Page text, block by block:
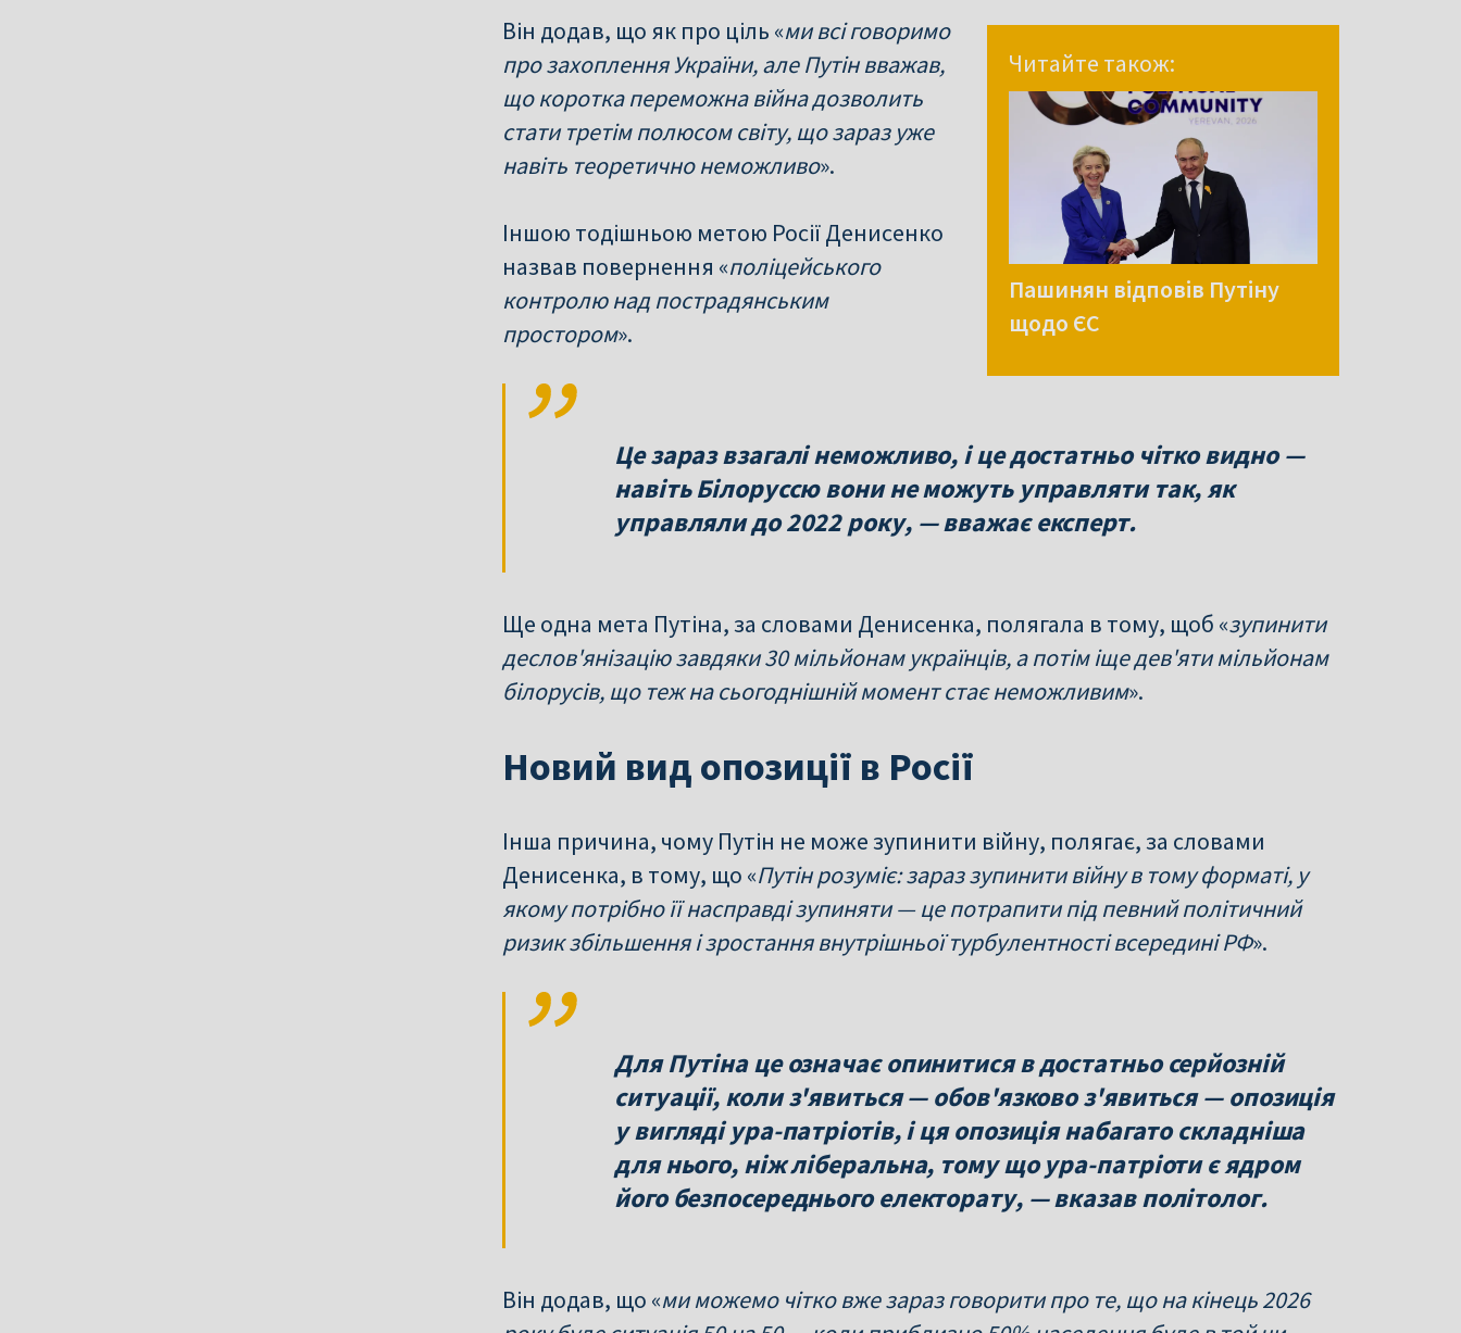
Читайте також:
Пашинян відповів Путіну
щодо ЄС
Він додав, що як про ціль «ми всі говоримо
про захоплення України, але Путін вважав,
що коротка переможна війна дозволить
стати третім полюсом світу, що зараз уже
навіть теоретично неможливо».
Іншою тодішньою метою Росії Денисенко
назвав повернення «поліцейського
контролю над пострадянським
простором».
Це зараз взагалі неможливо, і це достатньо чітко видно —
навіть Білоруссю вони не можуть управляти так, як
управляли до 2022 року, — вважає експерт.
Ще одна мета Путіна, за словами Денисенка, полягала в тому, щоб «зупинити
деслов'янізацію завдяки 30 мільйонам українців, а потім іще дев'яти мільйонам
білорусів, що теж на сьогоднішній момент стає неможливим».
Новий вид опозиції в Росії
Інша причина, чому Путін не може зупинити війну, полягає, за словами
Денисенка, в тому, що «Путін розуміє: зараз зупинити війну в тому форматі, у
якому потрібно її насправді зупиняти — це потрапити під певний політичний
ризик збільшення і зростання внутрішньої турбулентності всередині РФ».
Для Путіна це означає опинитися в достатньо серйозній
ситуації, коли з'явиться — обов'язково з'явиться — опозиція
у вигляді ура-патріотів, і ця опозиція набагато складніша
для нього, ніж ліберальна, тому що ура-патріоти є ядром
його безпосереднього електорату, — вказав політолог.
Він додав, що «ми можемо чітко вже зараз говорити про те, що на кінець 2026